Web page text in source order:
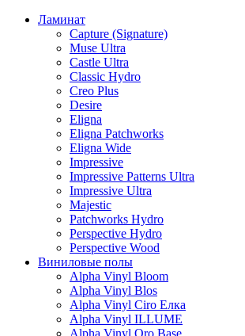
Ламинат
Capture (Signature)
Muse Ultra
Castle Ultra
Classic Hydro
Creo Plus
Desire
Eligna
Eligna Patchworks
Eligna Wide
Impressive
Impressive Patterns Ultra
Impressive Ultra
Majestic
Patchworks Hydro
Perspective Hydro
Perspective Wood
Виниловые полы
Alpha Vinyl Bloom
Alpha Vinyl Blos
Alpha Vinyl Ciro Елка
Alpha Vinyl ILLUME
Alpha Vinyl Oro Base